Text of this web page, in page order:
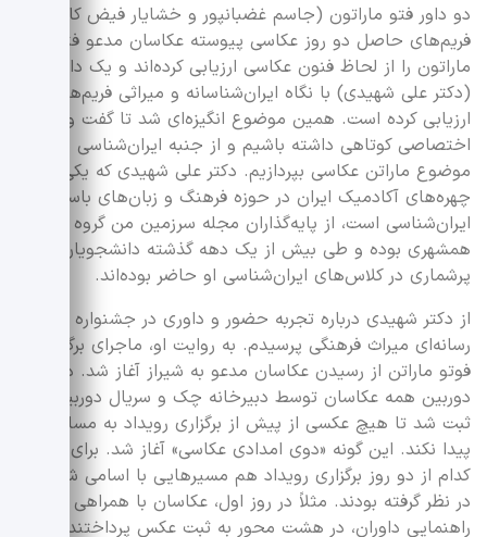
دو داور فتو ماراتون (جاسم غضبانپور و خشایار فیض کاشانی)،
فریم‌های حاصل دو روز عکاسی پیوسته عکاسان مدعو فتو
ماراتون را از لحاظ فنون عکاسی ارزیابی کرده‌اند و یک داور
(دکتر علی شهیدی) با نگاه ایران‌شناسانه و میراثی فریم‌ها را
ارزیابی کرده است. همین موضوع انگیزه‌ای شد تا گفت و گوی
اختصاصی کوتاهی داشته باشیم و از جنبه ایران‌شناسی به
موضوع ماراتن عکاسی بپردازیم. دکتر علی شهیدی که یکی از
چهره‌های آکادمیک ایران در حوزه فرهنگ و زبان‌های باستانی و
ایران‌شناسی است، از پایه‌گذاران مجله سرزمین من گروه مجلات
همشهری بوده و طی بیش از یک دهه گذشته دانشجویان
پرشماری در کلاس‌های ایران‌شناسی او حاضر بوده‌اند.
از دکتر شهیدی درباره تجربه حضور و داوری در جشنواره چند
رسانه‌ای میراث فرهنگی پرسیدم. به روایت او، ماجرای برگزاری
فوتو ماراتن از رسیدن عکاسان مدعو به شیراز آغاز شد. در ابتدا
دوربین همه عکاسان توسط دبیرخانه چک و سریال دوربین‌ها
ثبت شد تا هیچ عکسی از پیش از برگزاری رویداد به مسابقه راه
پیدا نکند. این گونه «دوی امدادی عکاسی» آغاز شد. برای هر
کدام از دو روز برگزاری رویداد هم مسیرهایی با اسامی شاعرانه
در نظر گرفته بودند. مثلاً در روز اول، عکاسان با همراهی و
راهنمایی داوران، در هشت محور به ثبت عکس پرداختند که